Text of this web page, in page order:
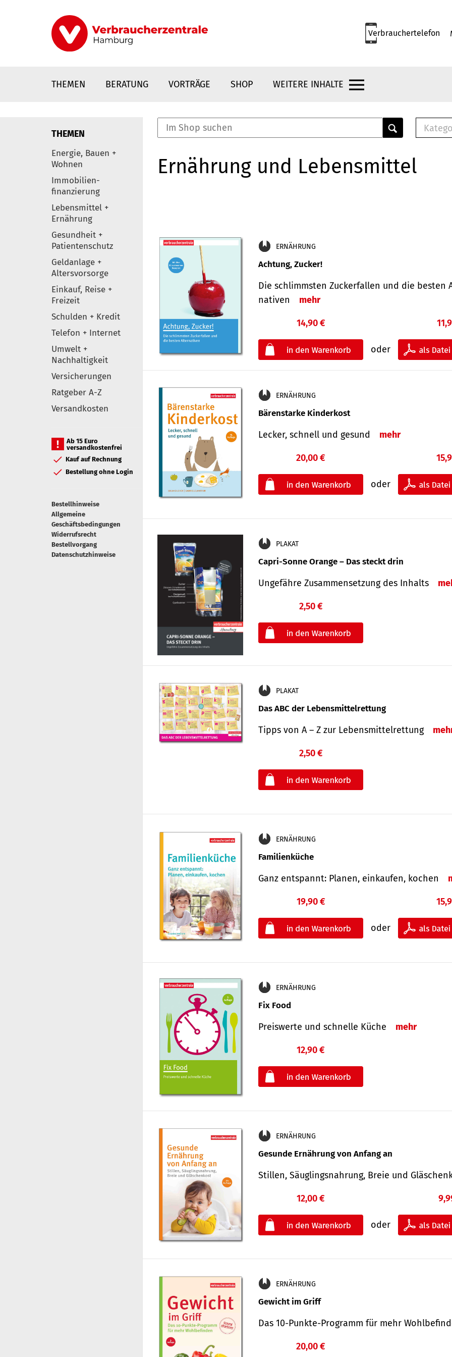
Verbrauchertelefon
THEMEN BERATUNG VORTRÄGE SHOP WEITERE INHALTE
Elemente
THEMEN
Energie, Bauen +
Wohnen
Immobilien-
finanzierung
Lebensmittel +
Ernährung
Gesundheit +
Patientenschutz
Geldanlage +
Altersvorsorge
Einkauf, Reise +
Freizeit
Schulden + Kredit
Telefon + Internet
Umwelt +
Nachhaltigkeit
Versicherungen
Ratgeber A-Z
Versandkosten
Ab 15 Euro
versandkostenfrei
Kauf auf Rechnung
Bestellung ohne Login
Bestellhinweise
Allgemeine
Geschäftsbedingungen
Widerrufsrecht
Bestellvorgang
Datenschutzhinweise
Ernährung und Lebensmittel
ERNÄHRUNG
Achtung, Zucker!
Die schlimmsten Zucker­fallen und die besten
nativen
mehr
14,90 €
oder
ERNÄHRUNG
Bärenstarke Kinderkost
Lecker, schnell und gesund mehr
20,00 €
oder
PLAKAT
Capri-Sonne Orange – Das steckt drin
Ungefähre Zu­sammen­setzung des Inhalts
2,50 €
PLAKAT
Das ABC der Lebensmittelrettung
Tipps von A – Z zur Lebensmittelrettung
2,50 €
ERNÄHRUNG
Familienküche
Ganz entspannt: Planen, einkaufen, kochen
19,90 €
oder
ERNÄHRUNG
Fix Food
Preiswerte und schnelle Küche mehr
12,90 €
ERNÄHRUNG
Gesunde Ernährung von Anfang an
Stillen, Säuglingsnahrung, Breie und
12,00 €
oder
ERNÄHRUNG
Gewicht im Griff
Das 10-Punkte-Programm für mehr
20,00 €